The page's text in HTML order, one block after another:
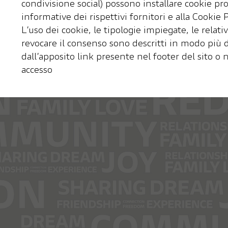
condivisione social) possono installare cookie
informative dei rispettivi fornitori e alla Cookie
L’uso dei cookie, le tipologie impiegate, le
revocare il consenso sono descritti in modo più
dall’apposito link presente nel footer del sito
accesso